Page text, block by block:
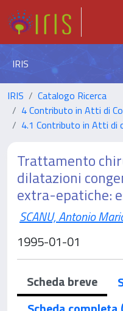
IRIS
IRIS
Catalogo Ricerca
4 Contributo in Atti di
4.1 Contributo in Atti di
Trattamento
dilatazioni
extra-epatiche:
SCANU, Antonio
1995-01-01
Scheda breve